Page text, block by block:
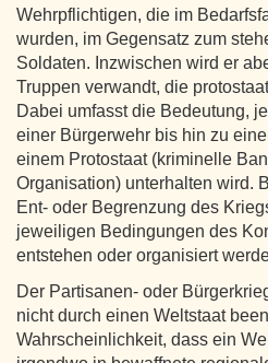
Wehrpflichtigen, die im
wurden, im Gegensatz zum
Soldaten. Inzwischen wird er
Truppen verwandt, die
Dabei umfasst die Bedeutung,
einer Bürgerwehr bis hin zu
einem Protostaat (kriminelle
Organisation) unterhalten wird.
Ent- oder Begrenzung des
jeweiligen Bedingungen des
entstehen oder organisiert
Der Partisanen- oder
nicht durch einen Weltstaat
Wahrscheinlichkeit, dass ein